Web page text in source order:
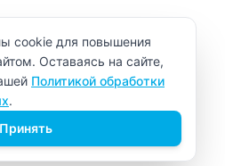
cookie
cookie для повышения
Оставаясь на сайте,
Политикой обработки
.
Принять